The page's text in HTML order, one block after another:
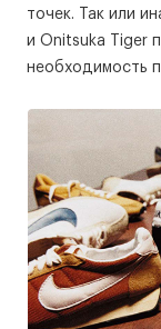
точек. Так или
и Onitsuka Tiger
необходимость